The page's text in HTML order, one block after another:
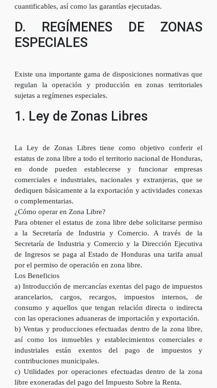
cuantificables, así como las garantías ejecutadas.
D. REGÍMENES DE ZONAS
ESPECIALES
Existe una importante gama de disposiciones normativas que
regulan la operación y producción en zonas territoriales
sujetas a regímenes especiales.
1. Ley de Zonas Libres
La Ley de Zonas Libres tiene como objetivo conferir el
estatus de zona libre a todo el territorio nacional de Honduras,
en donde pueden establecerse y funcionar empresas
comerciales e industriales, nacionales y extranjeras, que se
dediquen básicamente a la exportación y actividades conexas
o complementarias.
¿Cómo operar en Zona Libre?
Para obtener el estatus de zona libre debe solicitarse permiso
a la Secretaría de Industria y Comercio. A través de la
Secretaría de Industria y Comercio y la Dirección Ejecutiva
de Ingresos se paga al Estado de Honduras una tarifa anual
por el permiso de operación en zona libre.
Los Beneficios
a) Introducción de mercancías exentas del pago de impuestos
arancelarios, cargos, recargos, impuestos internos, de
consumo y aquellos que tengan relación directa o indirecta
con las operaciones aduaneras de importación y exportación.
b) Ventas y producciones efectuadas dentro de la zona libre,
así como los inmuebles y establecimientos comerciales e
industriales están exentos del pago de impuestos y
contribuciones municipales.
c) Utilidades por operaciones efectuadas dentro de la zona
libre exoneradas del pago del Impuesto Sobre la Renta.